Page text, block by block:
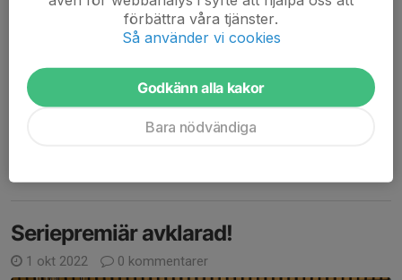
Tjejerna gör sin bästa match någonsin där bra servemottagning
och försvar stod i fokus.
Vårat blockspel gör att deras anfall inte kommer igenom.
GVK-Eneryda
Seriepremiär avklarad!
1 okt 2022 0 kommentarer
förbättra våra tjänster.
Så använder vi cookies
Godkänn alla kakor
Bara nödvändiga